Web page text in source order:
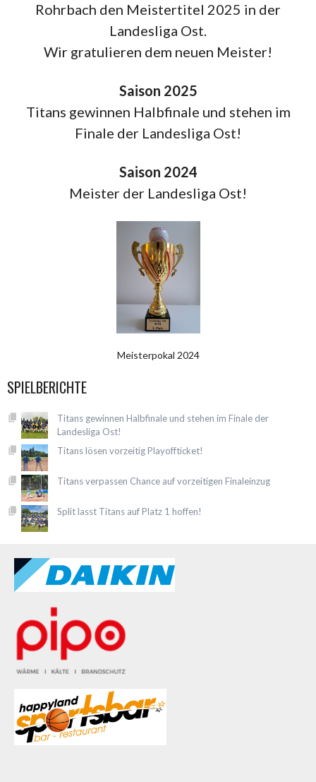
Rohrbach den Meistertitel 2025 in der
Landesliga Ost.
Wir gratulieren dem neuen Meister!
Saison 2025
Titans gewinnen Halbfinale und stehen im
Finale der Landesliga Ost!
Saison 2024
Meister der Landesliga Ost!
Meisterpokal 2024
SPIELBERICHTE
Titans gewinnen Halbfinale und stehen im Finale der
Landesliga Ost!
Titans lösen vorzeitig Playoffticket!
Titans verpassen Chance auf vorzeitigen Finaleinzug
Split lasst Titans auf Platz 1 hoffen!